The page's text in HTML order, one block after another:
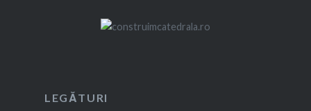
LEGĂTURI